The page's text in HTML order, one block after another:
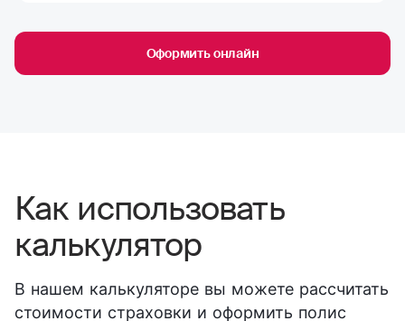
Оформить онлайн
Как использовать
калькулятор
В нашем калькуляторе вы можете рассчитать
стоимости страховки и оформить полис